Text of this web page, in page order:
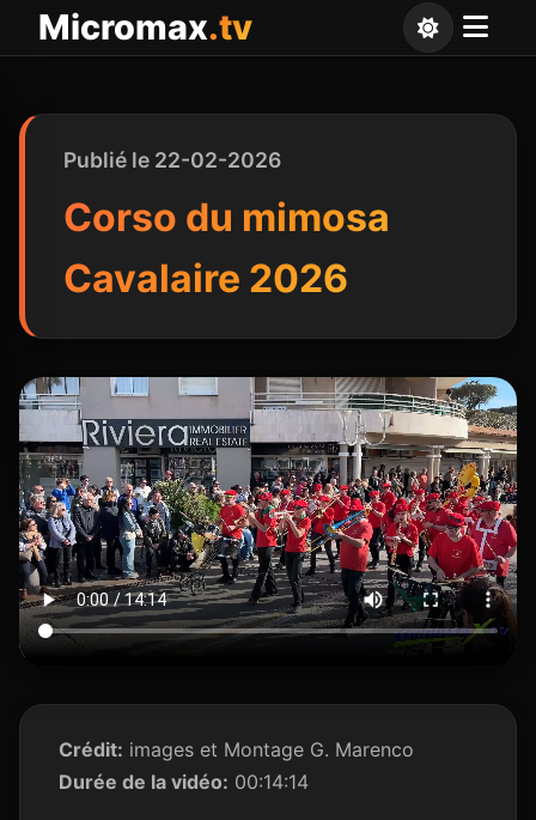
Micromax.tv
Publié le 22-02-2026
Corso du mimosa
Cavalaire 2026
Crédit: images et Montage G. Marenco
Durée de la vidéo: 00:14:14
Panneau de gestion des cookies